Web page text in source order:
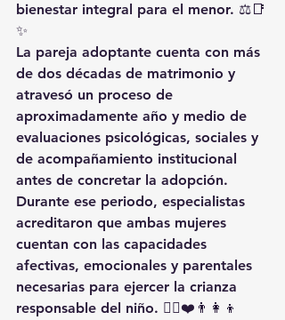
bienestar integral para el menor. ⚖️📑
✨
La pareja adoptante cuenta con más
de dos décadas de matrimonio y
atravesó un proceso de
aproximadamente año y medio de
evaluaciones psicológicas, sociales y
de acompañamiento institucional
antes de concretar la adopción.
Durante ese periodo, especialistas
acreditaron que ambas mujeres
cuentan con las capacidades
afectivas, emocionales y parentales
necesarias para ejercer la crianza
responsable del niño. 👩‍⚖️❤️👨‍👩‍👦